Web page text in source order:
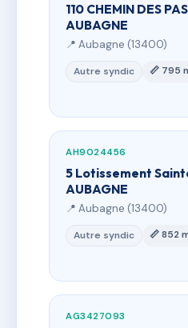
110 CHEMIN DES
AUBAGNE
📍 Aubagne (13400)
Autre syndic 📏 795
AH9024456
5 Lotissement
AUBAGNE
📍 Aubagne (13400)
Autre syndic 📏 852
AG3427093